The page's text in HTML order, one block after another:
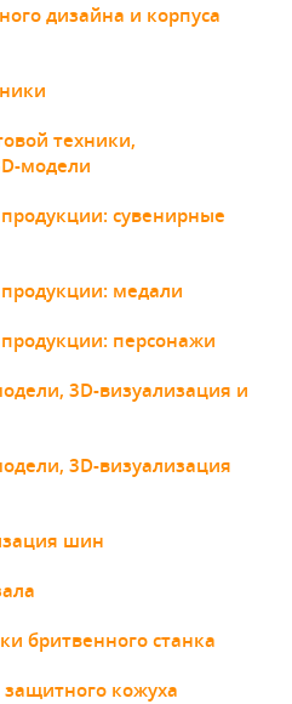
дизайна и корпуса
техники,
модели
сувенирные
медали
персонажи
3D-визуализация и
3D-визуализация
шин
бритвенного станка
кожуха